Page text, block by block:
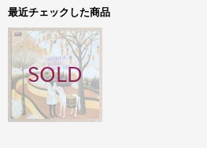
最近チェックした商品